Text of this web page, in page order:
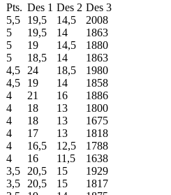
Pts. Des 1 Des 2 Des 3
5,5 19,5 14,5
2008
5 19,5 14
1863
5 19 14,5
1880
5 18,5 14
1863
4,5 24 18,5
1980
4,5 19 14
1858
4 21 16
1886
4 18 13
1800
4 18 13
1675
4 17 13
1818
4 16,5 12,5
1788
4 16 11,5
1638
3,5 20,5 15
1929
3,5 20,5 15
1817